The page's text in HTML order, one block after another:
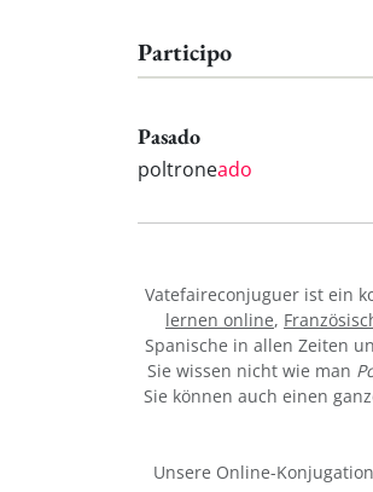
Participo
Pasado
poltroneado
Vatefaireconjuguer ist ein
lernen online,
Spanische in allen Zeiten
Sie wissen nicht wie man
Sie können auch einen
Unsere Online-